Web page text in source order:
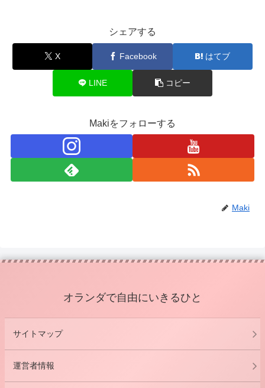
シェアする
X Facebook はてブ
LINE コピー
Makiをフォローする
Maki
オランダで自由にいきるひと
サイトマップ
運営者情報